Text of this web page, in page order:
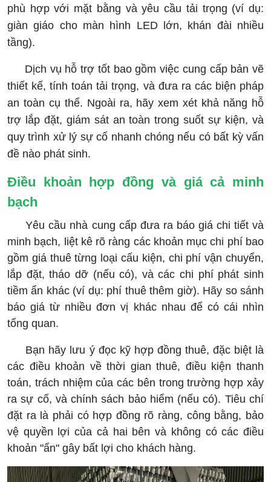
phù hợp với mặt bằng và yêu cầu tải trọng (ví dụ:
giàn giáo cho màn hình LED lớn, khán đài nhiều
tầng).
Dịch vụ hỗ trợ tốt bao gồm việc cung cấp bản vẽ
thiết kế, tính toán tải trọng, và đưa ra các biện pháp
an toàn cụ thể. Ngoài ra, hãy xem xét khả năng hỗ
trợ lắp đặt, giám sát an toàn trong suốt sự kiện, và
quy trình xử lý sự cố nhanh chóng nếu có bất kỳ vấn
đề nào phát sinh.
Điều khoản hợp đồng và giá cả minh
bạch
Yêu cầu nhà cung cấp đưa ra báo giá chi tiết và
minh bạch, liệt kê rõ ràng các khoản mục chi phí bao
gồm giá thuê từng loại cấu kiện, chi phí vận chuyển,
lắp đặt, tháo dỡ (nếu có), và các chi phí phát sinh
tiềm ẩn khác (ví dụ: phí thuê thêm giờ). Hãy so sánh
báo giá từ nhiều đơn vị khác nhau để có cái nhìn
tổng quan.
Bạn hãy lưu ý đọc kỹ hợp đồng thuê, đặc biệt là
các điều khoản về thời gian thuê, điều kiện thanh
toán, trách nhiệm của các bên trong trường hợp xảy
ra sự cố, và chính sách bảo hiểm (nếu có). Tiêu chí
đặt ra là phải có hợp đồng rõ ràng, công bằng, bảo
vệ quyền lợi của cả hai bên và không có các điều
khoản "ẩn" gây bất lợi cho khách hàng.